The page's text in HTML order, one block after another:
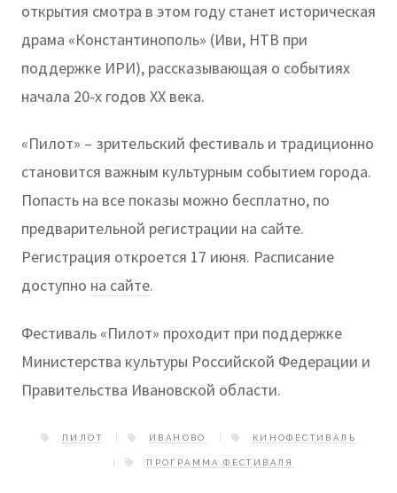
открытия смотра в этом году станет историческая
драма «Константинополь» (Иви, НТВ при
поддержке ИРИ), рассказывающая о событиях
начала 20-х годов XX века.
«Пилот» – зрительский фестиваль и традиционно
становится важным культурным событием города.
Попасть на все показы можно бесплатно, по
предварительной регистрации на сайте.
Регистрация откроется 17 июня. Расписание
доступно на сайте.
Фестиваль «Пилот» проходит при поддержке
Министерства культуры Российской Федерации и
Правительства Ивановской области.
ПИЛОТ ИВАНОВО КИНОФЕСТИВАЛЬ
ПРОГРАММА ФЕСТИВАЛЯ